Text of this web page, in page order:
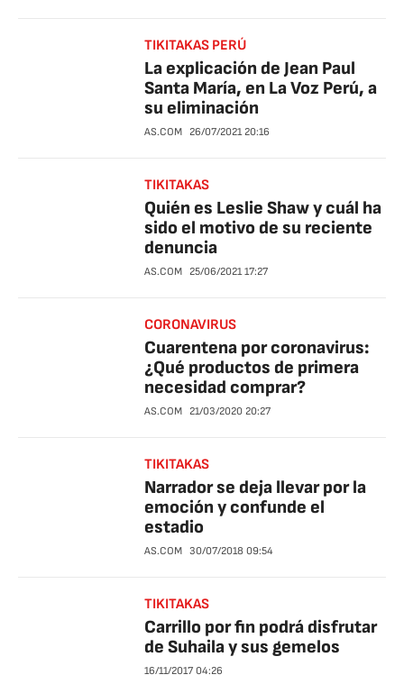
TIKITAKAS PERÚ
La explicación de Jean Paul
Santa María, en La Voz Perú, a
su eliminación
AS.COM 26/07/2021 20:16
TIKITAKAS
Quién es Leslie Shaw y cuál ha
sido el motivo de su reciente
denuncia
AS.COM 25/06/2021 17:27
CORONAVIRUS
Cuarentena por coronavirus:
¿Qué productos de primera
necesidad comprar?
AS.COM 21/03/2020 20:27
TIKITAKAS
Narrador se deja llevar por la
emoción y confunde el
estadio
AS.COM 30/07/2018 09:54
TIKITAKAS
Carrillo por fin podrá disfrutar
de Suhaila y sus gemelos
16/11/2017 04:26